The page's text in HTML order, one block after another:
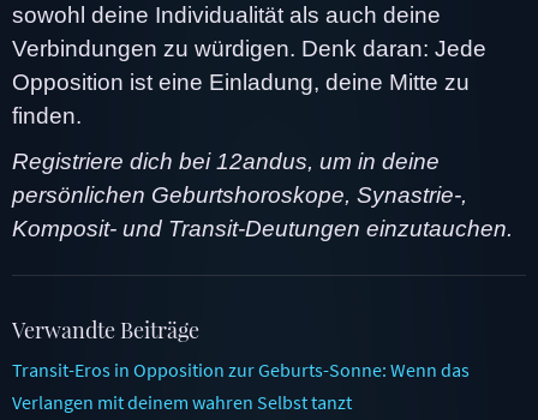
sowohl deine Individualität als auch deine
Verbindungen zu würdigen. Denk daran: Jede
Opposition ist eine Einladung, deine Mitte zu
finden.
Registriere dich bei 12andus, um in deine
persönlichen Geburtshoroskope, Synastrie-,
Komposit- und Transit-Deutungen einzutauchen.
Verwandte Beiträge
Transit-Eros in Opposition zur Geburts-Sonne: Wenn das
Verlangen mit deinem wahren Selbst tanzt